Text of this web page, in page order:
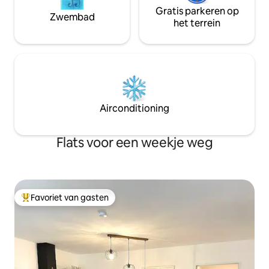
Zwembad
Gratis parkeren op
het terrein
Airconditioning
Flats voor een weekje weg
Topfavoriet van gasten
Favoriet van gasten